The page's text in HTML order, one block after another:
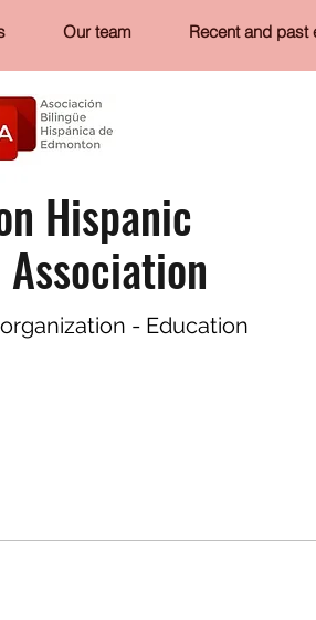
Our team Recent and past
Hispanic
- Education